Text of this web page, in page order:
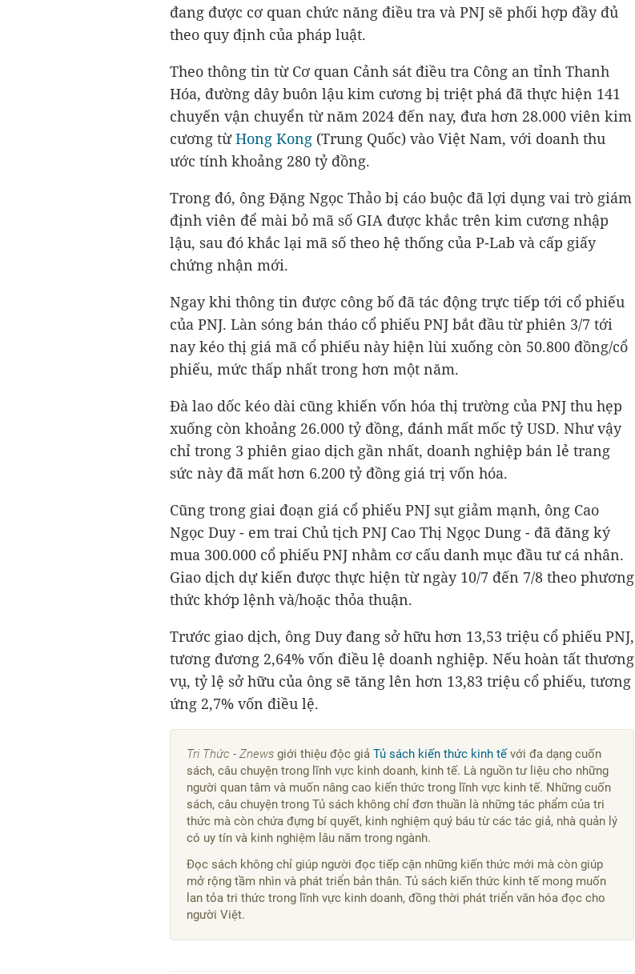
đang được cơ quan chức năng điều tra và PNJ sẽ phối hợp đầy đủ
theo quy định của pháp luật.
Theo thông tin từ Cơ quan Cảnh sát điều tra Công an tỉnh Thanh
Hóa, đường dây buôn lậu kim cương bị triệt phá đã thực hiện 141
chuyến vận chuyển từ năm 2024 đến nay, đưa hơn 28.000 viên kim
cương từHong Kong (Trung Quốc) vào Việt Nam, với doanh thu
ước tính khoảng 280 tỷ đồng.
Trong đó, ông Đặng Ngọc Thảo bị cáo buộc đã lợi dụng vai trò giám
định viên để mài bỏ mã số GIA được khắc trên kim cương nhập
lậu, sau đó khắc lại mã số theo hệ thống của P-Lab và cấp giấy
chứng nhận mới.
Ngay khi thông tin được công bố đã tác động trực tiếp tới cổ phiếu
của PNJ. Làn sóng bán tháo cổ phiếu PNJ bắt đầu từ phiên 3/7 tới
nay kéo thị giá mã cổ phiếu này hiện lùi xuống còn 50.800 đồng/cổ
phiếu, mức thấp nhất trong hơn một năm.
Đà lao dốc kéo dài cũng khiến vốn hóa thị trường của PNJ thu hẹp
xuống còn khoảng 26.000 tỷ đồng, đánh mất mốc tỷ USD. Như vậy
chỉ trong 3 phiên giao dịch gần nhất, doanh nghiệp bán lẻ trang
sức này đã mất hơn 6.200 tỷ đồng giá trị vốn hóa.
Cũng trong giai đoạn giá cổ phiếu PNJ sụt giảm mạnh, ông Cao
Ngọc Duy - em trai Chủ tịch PNJ Cao Thị Ngọc Dung - đã đăng ký
mua 300.000 cổ phiếu PNJ nhằm cơ cấu danh mục đầu tư cá nhân.
Giao dịch dự kiến được thực hiện từ ngày 10/7 đến 7/8 theo phương
thức khớp lệnh và/hoặc thỏa thuận.
Trước giao dịch, ông Duy đang sở hữu hơn 13,53 triệu cổ phiếu PNJ,
tương đương 2,64% vốn điều lệ doanh nghiệp. Nếu hoàn tất thương
vụ, tỷ lệ sở hữu của ông sẽ tăng lên hơn 13,83 triệu cổ phiếu, tương
ứng 2,7% vốn điều lệ.
Tri Thức - Znews giới thiệu độc giả Tủ sách kiến thức kinh tếvới đa dạng cuốn
sách, câu chuyện trong lĩnh vực kinh doanh, kinh tế. Là nguồn tư liệu cho những
người quan tâm và muốn nâng cao kiến thức trong lĩnh vực kinh tế. Những cuốn
sách, câu chuyện trong Tủ sách không chỉ đơn thuần là những tác phẩm của tri
thức mà còn chứa đựng bí quyết, kinh nghiệm quý báu từ các tác giả, nhà quản lý
có uy tín và kinh nghiệm lâu năm trong ngành.
Đọc sách không chỉ giúp người đọc tiếp cận những kiến thức mới mà còn giúp
mở rộng tầm nhìn và phát triển bản thân. Tủ sách kiến thức kinh tế mong muốn
lan tỏa tri thức trong lĩnh vực kinh doanh, đồng thời phát triển văn hóa đọc cho
người Việt.